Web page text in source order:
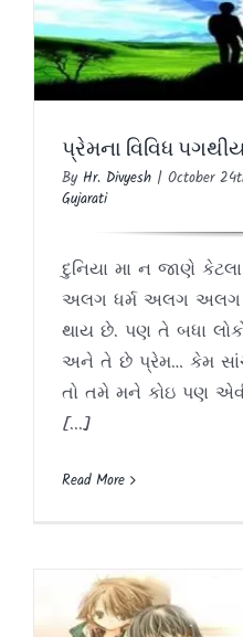
પ્રેમના
Article
પ્રેમના વિવિધ
By Hr. Divyesh | October
Gujarati
દુનિયા મા ન જાણે
અલગ ધર્મ અલગ અલગ
થાય છે. પણ તે બધા
અને તે છે પ્રેમ… કેમ
તો તમે મને કોઇ પણ
[...]
Read More